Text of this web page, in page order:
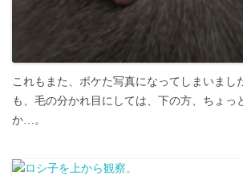
これもまた、ボケた写真になってしまいまし
も、毛の分かれ目にしては、下の方、ちょっ
か…。